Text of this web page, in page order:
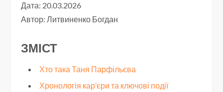
Дата: 20.03.2026
Автор:Литвиненко Богдан
ЗМІСТ
Хто така Таня Парфільєва
Хронологія кар’єри та ключові події